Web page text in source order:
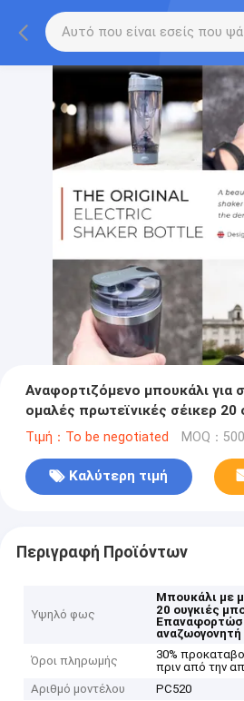
Αναφορτιζόμενο μπουκάλι για
ομαλές πρωτεϊνικές σέικερ 20
BPA δωρεάν μπαταρία
Τιμή：To be negotiated MOQ：
Καλύτερη τιμή
Περιγραφή Προϊόντων
Υψηλό φως
Μπουκάλι με
20 ουγκιές
αναζωογονητή
Όροι πληρωμής
30%
πριν από την
Αριθμό μοντέλου
PC520